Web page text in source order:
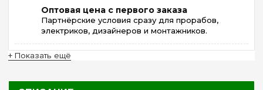
Оптовая цена с первого заказа
Партнёрские условия сразу для прорабов,
электриков, дизайнеров и монтажников.
+ Показать ещё